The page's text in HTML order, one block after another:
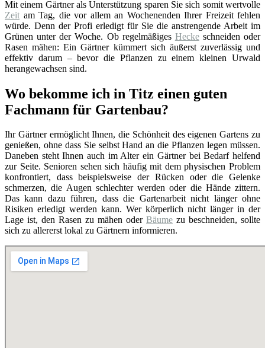
Mit einem Gärtner als Unterstützung sparen Sie sich somit wertvolle
Zeit am Tag, die vor allem an Wochenenden Ihrer Freizeit fehlen
würde. Denn der Profi erledigt für Sie die anstrengende Arbeit im
Grünen unter der Woche. Ob regelmäßiges Heckeschneiden oder
Rasen mähen: Ein Gärtner kümmert sich äußerst zuverlässig und
effektiv darum – bevor die Pflanzen zu einem kleinen Urwald
herangewachsen sind.
Wo bekomme ich in Titz einen guten
Fachmann für Gartenbau?
Ihr Gärtner ermöglicht Ihnen, die Schönheit des eigenen Gartens zu
genießen, ohne dass Sie selbst Hand an die Pflanzen legen müssen.
Daneben steht Ihnen auch im Alter ein Gärtner bei Bedarf helfend
zur Seite. Senioren sehen sich häufig mit dem physischen Problem
konfrontiert, dass beispielsweise der Rücken oder die Gelenke
schmerzen, die Augen schlechter werden oder die Hände zittern.
Das kann dazu führen, dass die Gartenarbeit nicht länger ohne
Risiken erledigt werden kann. Wer körperlich nicht länger in der
Lage ist, den Rasen zu mähen oder Bäume zu beschneiden, sollte
sich zu allererst lokal zu Gärtnern informieren.